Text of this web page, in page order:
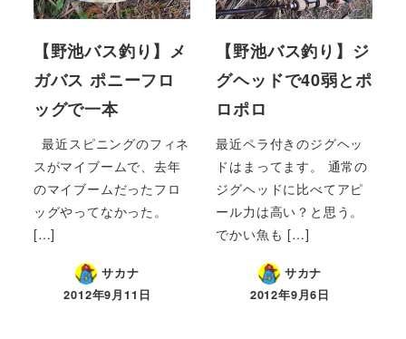
【野池バス釣り】メ
ガバス ポニーフロ
ッグで一本
最近スピニングのフィネ
スがマイブームで、去年
のマイブームだったフロ
ッグやってなかった。
[…]
サカナ
2012年9月11日
【野池バス釣り】ジ
グヘッドで40弱とポ
ロポロ
最近ペラ付きのジグヘッ
ドはまってます。 通常の
ジグヘッドに比べてアピ
ール力は高い？と思う。
でかい魚も […]
サカナ
2012年9月6日